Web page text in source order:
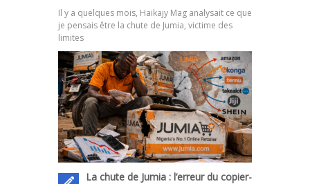
Il y a quelques mois, Haikajy Mag analysait ce que
je pensais être la chute de Jumia, victime des
limites
La chute de Jumia : l’erreur du copier-